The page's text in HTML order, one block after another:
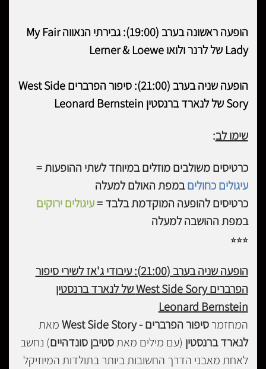
הופעה ראשונה בערב (19:00): גבירתי הנאווה My Fair
Lady של לרנר ולואו Lerner & Loewe
הופעה שניה בערב (21:00): סיפור הפרברים West Side
Sory של לנארד ברנסטין Leonard Bernstein
שימו לב:
כרטיסים משולבים מוזלים במיוחד לשתי ההופעות =
עיגולים כחוליםבמפת האולם למעלה
כרטיסים להופעה המוקדמת בלבד =עיגולים ירוקים
במפת ההושבה למעלה
⭐
⭐
⭐
הופעה שניה בערב (21:00): עיבודי ג'אז לשירי סיפור
הפרברים West Side Sory של לנארד ברנסטין
Leonard Bernstein
המחזמרסיפור הפרברים - West Side Story
מאת
לנארד ברנסטין (עם מילים מאתסטיבן סונדהיים) נחשב
לאחת מאבני הדרך החשובות ביותר בתולדות המיוזיקל